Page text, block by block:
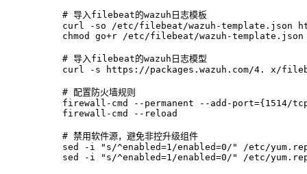
# 导入filebeat的wazuh日志模板
curl -so /etc/filebeat/wazuh-template.json
chmod go+r /etc/filebeat/wazuh-template.json
# 导入filebeat的wazuh日志模型
curl -s https://packages.wazuh.com/4. x/
# 配置防火墙规则
firewall-cmd --permanent --add-port={1514/
firewall-cmd --reload
# 禁用软件源，避免非控升级组件
sed -i "s/^enabled=1/enabled=0/" /etc/
sed -i "s/^enabled=1/enabled=0/" /etc/